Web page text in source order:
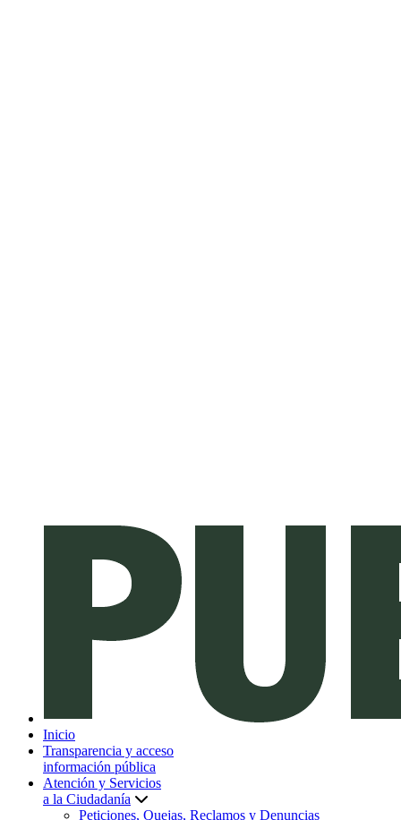
Inicio
Transparencia y acceso
información pública
Atención y Servicios
a la Ciudadanía
Peticiones, Quejas, Reclamos y Denuncias